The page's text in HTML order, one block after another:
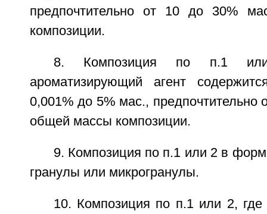
предпочтительно от 10 до 30%
композиции.
8. Композиция по п.1
ароматизирующий агент
0,001% до 5% мас., предпочтительно
общей массы композиции.
9. Композиция по п.1 или 2 в
гранулы или микрогранулы.
10. Композиция по п.1 или 2, где